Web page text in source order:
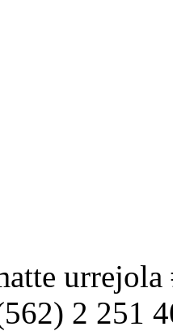
2 251